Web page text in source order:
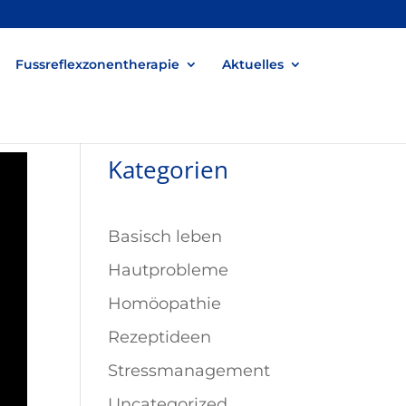
Fussreflexzonentherapie Aktuelles
Kategorien
Basisch leben
Hautprobleme
Homöopathie
Rezeptideen
Stressmanagement